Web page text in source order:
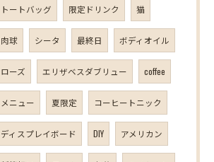
トートバッグ 限定ドリンク 猫
肉球 シータ 最終日 ボディオイル
ローズ エリザベスダブリュー coffee
メニュー 夏限定 コーヒートニック
ディスプレイボード DIY アメリカン